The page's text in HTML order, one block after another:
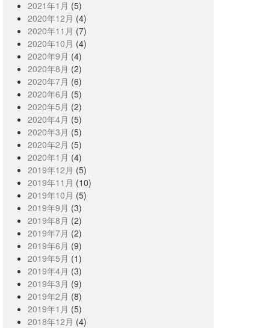
2021年1月 (5)
2020年12月 (4)
2020年11月 (7)
2020年10月 (4)
2020年9月 (4)
2020年8月 (2)
2020年7月 (6)
2020年6月 (5)
2020年5月 (2)
2020年4月 (5)
2020年3月 (5)
2020年2月 (5)
2020年1月 (4)
2019年12月 (5)
2019年11月 (10)
2019年10月 (5)
2019年9月 (3)
2019年8月 (2)
2019年7月 (2)
2019年6月 (9)
2019年5月 (1)
2019年4月 (3)
2019年3月 (9)
2019年2月 (8)
2019年1月 (5)
2018年12月 (4)